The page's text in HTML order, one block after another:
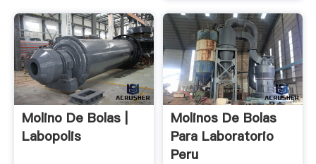
Molino De Bolas |
Labopolis
Molinos De Bolas
Para Laboratorio
Peru